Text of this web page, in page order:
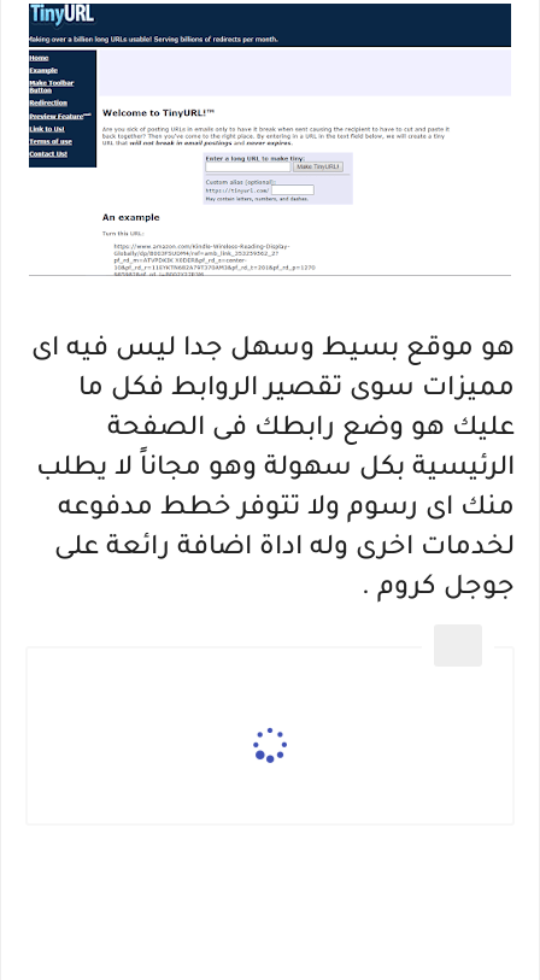
هو موقع بسيط وسهل جدا ليس فيه اى
مميزات سوى تقصير الروابط فكل ما
عليك هو وضع رابطك فى الصفحة
الرئيسية بكل سهولة وهو مجاناً لا يطلب
منك اى رسوم ولا تتوفر خطط مدفوعه
لخدمات اخرى وله اداة اضافة رائعة على
جوجل كروم .